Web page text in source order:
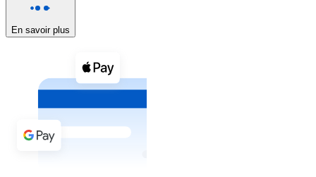
Voir toutes
Coupons crypto
Achetez des cryptomonnaies en espèces et d'autres
Acheter avec espèces
Virement SEPA
En savoir plus